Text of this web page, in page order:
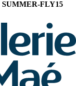
SUMMER-FLY15